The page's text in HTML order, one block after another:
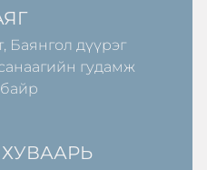
Баянгол дүүрэг
гудамж